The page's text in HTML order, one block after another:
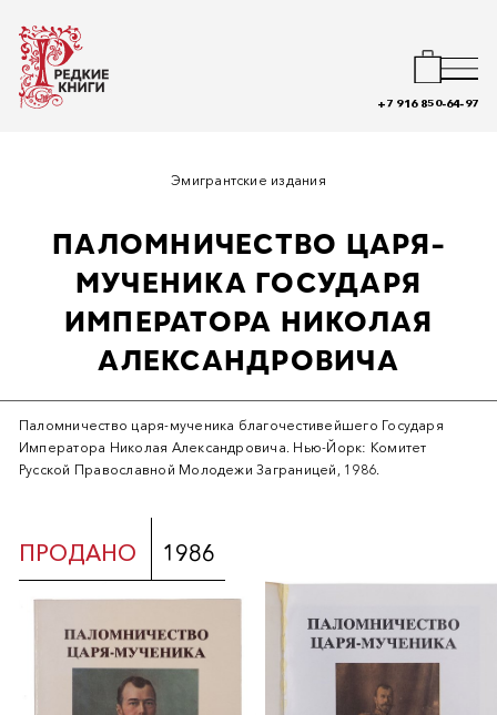
+7 916 850-64-97
Эмигрантские издания
ПАЛОМНИЧЕСТВО ЦАРЯ-
МУЧЕНИКА ГОСУДАРЯ
ИМПЕРАТОРА НИКОЛАЯ
АЛЕКСАНДРОВИЧА
Паломничество царя-мученика благочестивейшего Государя
Императора Николая Александровича. Нью-Йорк: Комитет
Русской Православной Молодежи Заграницей, 1986.
ПРОДАНО 1986